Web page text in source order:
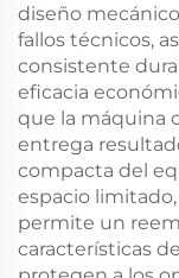
diseño
fallos técnicos,
consistente
eficacia
que la máquina
entrega
compacta del
espacio
permite un
características